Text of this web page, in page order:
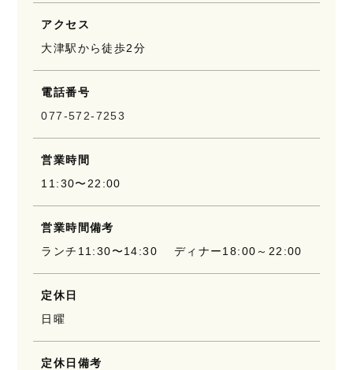
アクセス
大津駅から徒歩2分
電話番号
077-572-7253
営業時間
11:30〜22:00
営業時間備考
ランチ11:30〜14:30 ディナー18:00～22:00
定休日
日曜
定休日備考